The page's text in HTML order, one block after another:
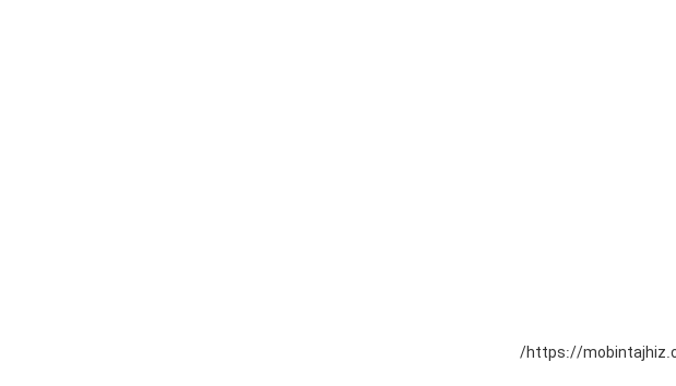
https://